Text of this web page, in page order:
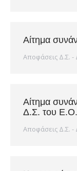
Αίτημα
Αποφάσεις Δ.Σ. -
Αίτημα
Δ.Σ. του
Αποφάσεις Δ.Σ. -